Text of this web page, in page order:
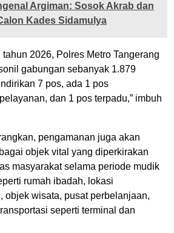
Argiman: Sosok Akrab dan
Kades Sidamulya
2026, Polres Metro Tangerang
gabungan sebanyak 1.879
7 pos, ada 1 pos
dan 1 pos terpadu,” imbuh
pengamanan juga akan
objek vital yang diperkirakan
masyarakat selama periode mudik
rumah ibadah, lokasi
objek wisata, pusat perbelanjaan,
seperti terminal dan